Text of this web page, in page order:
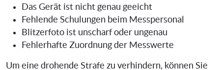
Das Gerät ist nicht genau geeicht
Fehlende Schulungen beim Messpersonal
Blitzerfoto ist unscharf oder ungenau
Fehlerhafte Zuordnung der Messwerte
Um eine drohende Strafe zu verhindern, können Sie